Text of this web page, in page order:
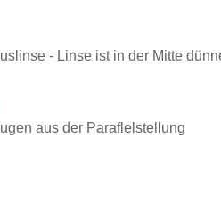
- Linse ist in der Mitte
aus der Paraflelstellung